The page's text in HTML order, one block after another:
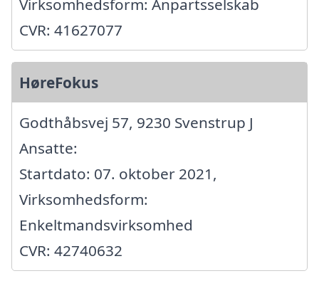
Virksomhedsform: Anpartsselskab
CVR: 41627077
HøreFokus
Godthåbsvej 57, 9230 Svenstrup J
Ansatte:
Startdato: 07. oktober 2021,
Virksomhedsform:
Enkeltmandsvirksomhed
CVR: 42740632